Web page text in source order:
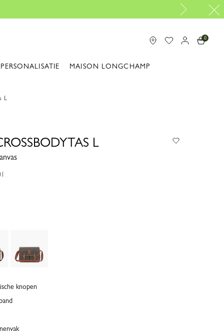
0
PERSONALISATIE MAISON LONGCHAMP
L
L
knopen